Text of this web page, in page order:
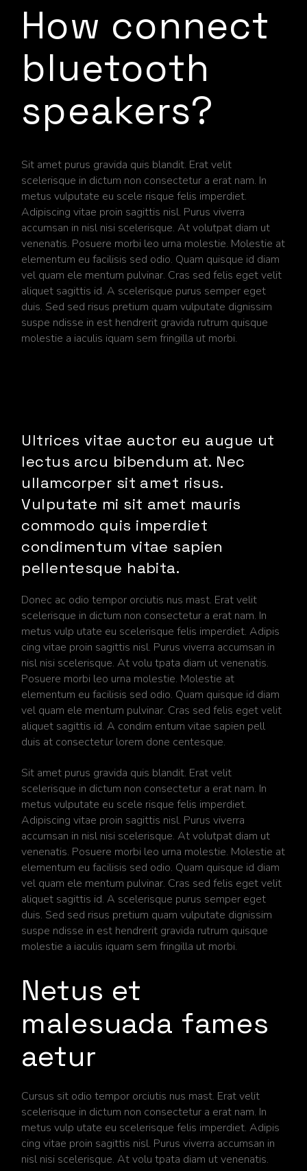
How connect
bluetooth
speakers?
Sit amet purus gravida quis blandit. Erat velit
scelerisque in dictum non consectetur a erat nam. In
metus vulputate eu scele risque felis imperdiet.
Adipiscing vitae proin sagittis nisl. Purus viverra
accumsan in nisl nisi scelerisque. At volutpat diam ut
venenatis. Posuere morbi leo urna molestie. Molestie at
elementum eu facilisis sed odio. Quam quisque id diam
vel quam ele mentum pulvinar. Cras sed felis eget velit
aliquet sagittis id. A scelerisque purus semper eget
duis. Sed sed risus pretium quam vulputate dignissim
suspe ndisse in est hendrerit gravida rutrum quisque
molestie a iaculis iquam sem fringilla ut morbi.
Ultrices vitae auctor eu augue ut
lectus arcu bibendum at. Nec
ullamcorper sit amet risus.
Vulputate mi sit amet mauris
commodo quis imperdiet
condimentum vitae sapien
pellentesque habita.
Donec ac odio tempor orciutis nus mast. Erat velit
scelerisque in dictum non consectetur a erat nam. In
metus vulp utate eu scelerisque felis imperdiet. Adipis
cing vitae proin sagittis nisl. Purus viverra accumsan in
nisl nisi scelerisque. At volu tpata diam ut venenatis.
Posuere morbi leo urna molestie. Molestie at
elementum eu facilisis sed odio. Quam quisque id diam
vel quam ele mentum pulvinar. Cras sed felis eget velit
aliquet sagittis id. A condim entum vitae sapien pell
duis at consectetur lorem done centesque.
Sit amet purus gravida quis blandit. Erat velit
scelerisque in dictum non consectetur a erat nam. In
metus vulputate eu scele risque felis imperdiet.
Adipiscing vitae proin sagittis nisl. Purus viverra
accumsan in nisl nisi scelerisque. At volutpat diam ut
venenatis. Posuere morbi leo urna molestie. Molestie at
elementum eu facilisis sed odio. Quam quisque id diam
vel quam ele mentum pulvinar. Cras sed felis eget velit
aliquet sagittis id. A scelerisque purus semper eget
duis. Sed sed risus pretium quam vulputate dignissim
suspe ndisse in est hendrerit gravida rutrum quisque
molestie a iaculis iquam sem fringilla ut morbi.
Netus et
malesuada fames
aetur
Cursus sit odio tempor orciutis nus mast. Erat velit
scelerisque in dictum non consectetur a erat nam. In
metus vulp utate eu scelerisque felis imperdiet. Adipis
cing vitae proin sagittis nisl. Purus viverra accumsan in
nisl nisi scelerisque. At volu tpata diam ut venenatis.